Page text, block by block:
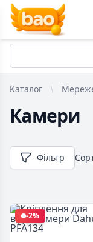
Каталог
Камери
Фільтр
-2%